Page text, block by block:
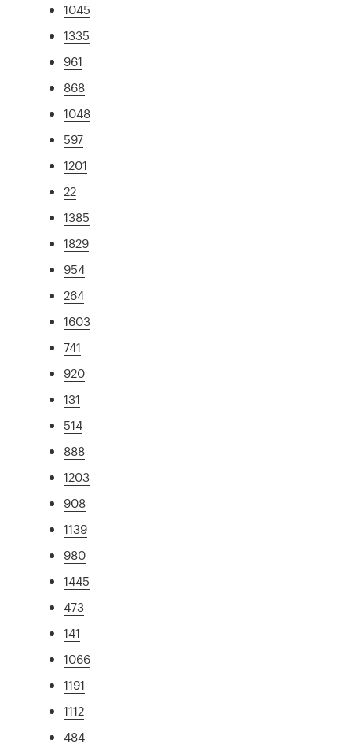
1045
1335
961
868
1048
597
1201
22
1385
1829
954
264
1603
741
920
131
514
888
1203
908
1139
980
1445
473
141
1066
1191
1112
484